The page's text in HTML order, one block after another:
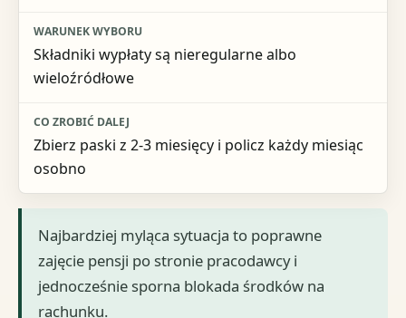
Składniki wypłaty są nieregularne albo
wieloźródłowe
Zbierz paski z 2-3 miesięcy i policz każdy miesiąc
osobno
Najbardziej myląca sytuacja to poprawne
zajęcie pensji po stronie pracodawcy i
jednocześnie sporna blokada środków na
rachunku.